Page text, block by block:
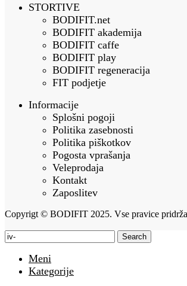
STORTIVE
BODIFIT.net
BODIFIT akademija
BODIFIT caffe
BODIFIT play
BODIFIT regeneracija
FIT podjetje
Informacije
Splošni pogoji
Politika zasebnosti
Politika piškotkov
Pogosta vprašanja
Veleprodaja
Kontakt
Zaposlitev
Copyrigt © BODIFIT 2025. Vse pravice
Search
Meni
Kategorije